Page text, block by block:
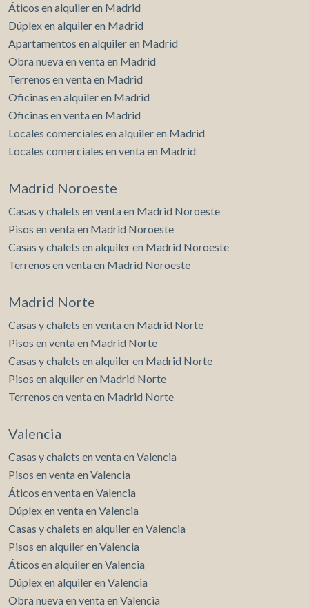
Áticos en alquiler en Madrid
Dúplex en alquiler en Madrid
Apartamentos en alquiler en Madrid
Obra nueva en venta en Madrid
Terrenos en venta en Madrid
Oficinas en alquiler en Madrid
Oficinas en venta en Madrid
Locales comerciales en alquiler en Madrid
Locales comerciales en venta en Madrid
Madrid Noroeste
Casas y chalets en venta en Madrid Noroeste
Pisos en venta en Madrid Noroeste
Casas y chalets en alquiler en Madrid Noroeste
Terrenos en venta en Madrid Noroeste
Madrid Norte
Casas y chalets en venta en Madrid Norte
Pisos en venta en Madrid Norte
Casas y chalets en alquiler en Madrid Norte
Pisos en alquiler en Madrid Norte
Terrenos en venta en Madrid Norte
Valencia
Casas y chalets en venta en Valencia
Pisos en venta en Valencia
Áticos en venta en Valencia
Dúplex en venta en Valencia
Casas y chalets en alquiler en Valencia
Pisos en alquiler en Valencia
Áticos en alquiler en Valencia
Dúplex en alquiler en Valencia
Obra nueva en venta en Valencia